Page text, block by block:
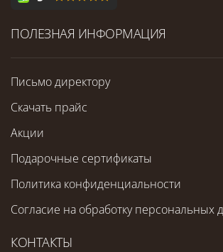
ПОЛЕЗНАЯ ИНФОРМАЦИЯ
Письмо директору
Скачать прайс
Акции
Подарочные сертификаты
Политика конфиденциальности
Согласие на обработку персональных
КОНТАКТЫ